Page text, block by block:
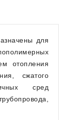
для
отопления
сжатого
сред